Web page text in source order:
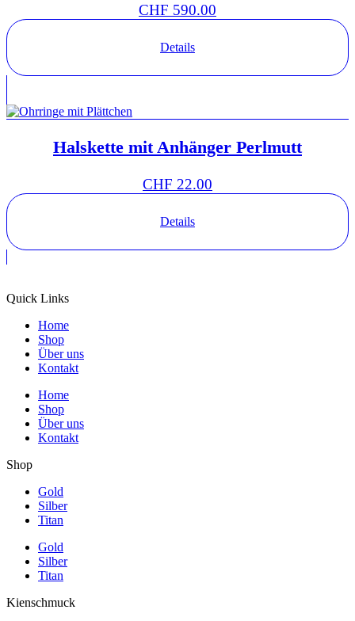
CHF 590.00
Details
Halskette mit Anhänger Perlmutt
CHF 22.00
Details
Quick Links
Home
Shop
Über uns
Kontakt
Home
Shop
Über uns
Kontakt
Shop
Gold
Silber
Titan
Gold
Silber
Titan
Kienschmuck